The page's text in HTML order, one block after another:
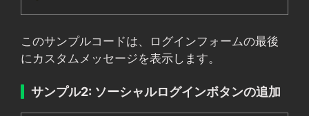
このサンプルコードは、ログインフォームの最後
にカスタムメッセージを表示します。
サンプル2: ソーシャルログインボタンの追加